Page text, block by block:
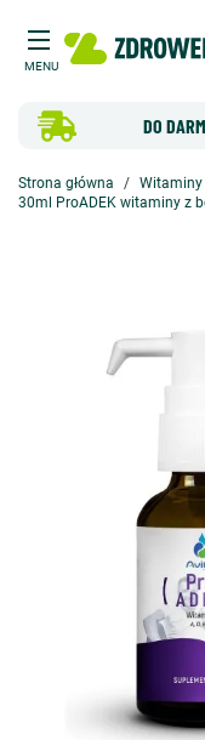
MENU
DO
Strona główna Witaminy
30ml ProADEK witaminy z